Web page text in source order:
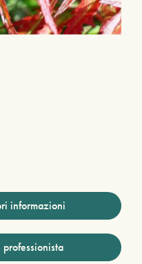
informazioni